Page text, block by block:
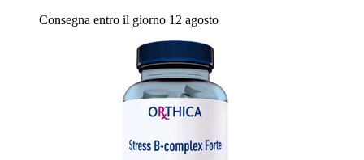
Consegna entro il giorno 12 agosto